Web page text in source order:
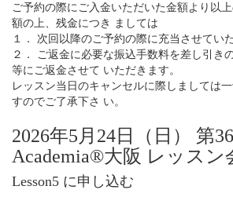
ご予約の際にご入金いただいた金額より以
額の上、残金につき ましては
１． 次回以降のご予約の際に充当させてい
２． ご返金に必要な振込手数料を差し引き
等にご返金させて いただきます。
レッスン当日のキャンセルに際しましては
すのでご了承下さ い。
2026年5月24日（日） 第
Academia®大阪 レッスン
Lesson5 に申し込む